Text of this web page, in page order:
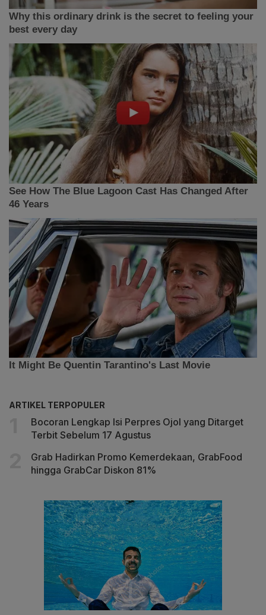
ARTIKEL TERPOPULER
Bocoran Lengkap Isi Perpres Ojol yang Ditarget
Terbit Sebelum 17 Agustus
Grab Hadirkan Promo Kemerdekaan, GrabFood
hingga GrabCar Diskon 81%